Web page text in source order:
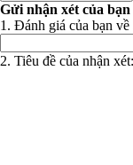
Gửi nhận xét của bạn
1. Đánh giá của bạn về
2. Tiêu đề của nhận xét: